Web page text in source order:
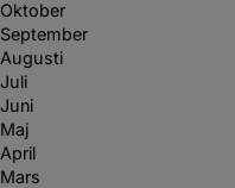
Oktober
September
Augusti
Juli
Juni
Maj
April
Mars